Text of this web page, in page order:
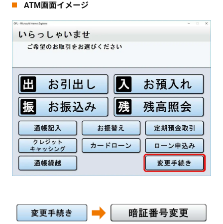
ATM画面イメージ